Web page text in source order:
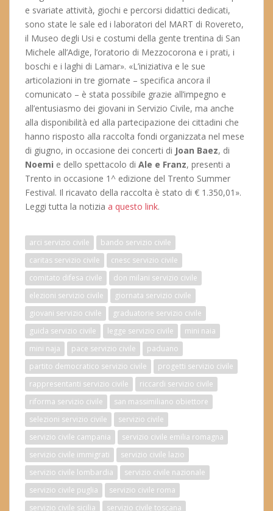
e svariate attività, giochi e percorsi didattici dedicati,
sono state le sale ed i laboratori del MART di Rovereto,
il Museo degli Usi e costumi della gente trentina di San
Michele all’Adige, l’oratorio di Mezzocorona e i prati, i
boschi e i laghi di Lamar». «L’iniziativa e le sue
articolazioni in tre giornate – specifica ancora il
comunicato – è stata possibile grazie all’impegno e
all’entusiasmo dei giovani in Servizio Civile, ma anche
alla disponibilità ed alla partecipazione dei cittadini che
hanno risposto alla raccolta fondi organizzata nel mese
di giugno, in occasione dei concerti di Joan Baez, di
Noemi e dello spettacolo di Ale e Franz, presenti a
Trento in occasione 1^ edizione del Trento Summer
Festival. Il ricavato della raccolta è stato di € 1.350,01».
Leggi tutta la notizia a questo link.
arci servizio civile
bando servizio civile
caritas servizio civile
cnesc servizio civile
comitato difesa civile
don milani servizio civile
elezioni servizio civile
giornata servizio civile
giovani servizio civile
graduatorie servizio civile
guida servizio civile
legge servizio civile
mini naia
mini naja
pace servizio civile
paduano
partito democratico servizio civile
progetti servizio civile
rappresentanti servizio civile
riccardi servizio civile
riforma servizio civile
san massimiliano obiettore
selezioni servizio civile
servizio civile
servizio civile campania
servizio civile emilia romagna
servizio civile immigrati
servizio civile lazio
servizio civile lombardia
servizio civile nazionale
servizio civile puglia
servizio civile roma
servizio civile sicilia
servizio civile toscana